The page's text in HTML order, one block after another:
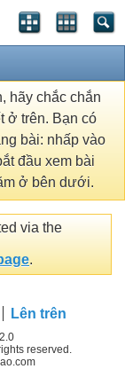
hãy chắc chắn
ở trên. Bạn có
bài: nhấp vào
đầu xem bài
ở bên dưới.
via the
.
Lên trên
reserved.